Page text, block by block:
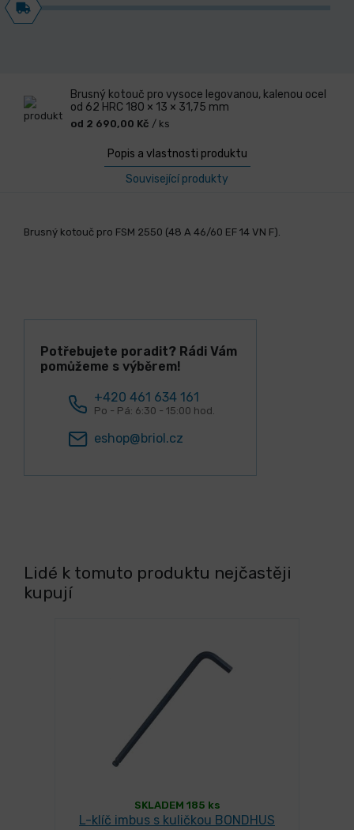
Brusný kotouč pro vysoce legovanou, kalenou ocel
od 62 HRC 180 × 13 × 31,75 mm
od 2 690,00 Kč / ks
Popis a vlastnosti produktu
Související produkty
Brusný kotouč pro FSM 2550 (48 A 46/60 EF 14 VN F).
Potřebujete poradit? Rádi Vám
pomůžeme s výběrem!
+420 461 634 161
Po - Pá: 6:30 - 15:00 hod.
eshop@briol.cz
Lidé k tomuto produktu nejčastěji
kupují
SKLADEM 185 ks
L-klíč imbus s kuličkou BONDHUS